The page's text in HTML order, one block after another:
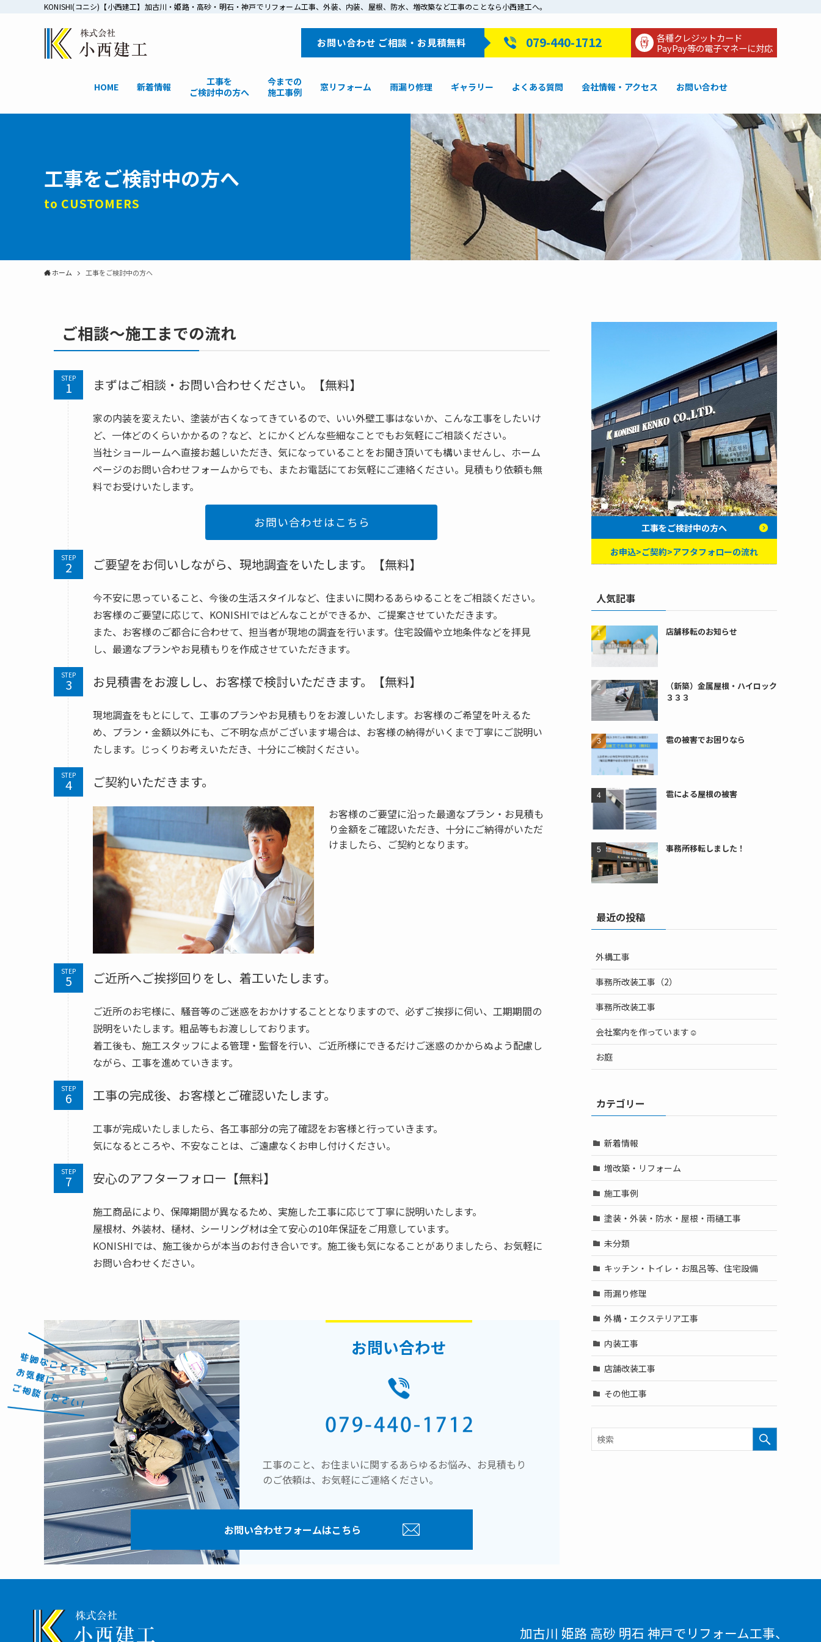
KONISHI(コニシ)【小西建工】加古川・姫路・高砂・明石・神戸でリフォーム工事、外装、内装、屋根、防水、増改築など工事のことなら小西建工へ。
各種クレジットカード
PayPay等の電子マネーに対応
お問い合わせ ご相談・お見積無料 079-440-1712
HOME 新着情報
工事を
ご検討中の方へ
今までの
施工事例
窓リフォーム 雨漏り修理 ギャラリー よくある質問 会社情報・アクセス お問い合わせ
工事をご検討中の方へ
to CUSTOMERS
ホーム 工事をご検討中の方へ
ご相談～施工までの流れ
STEP まずはご相談・お問い合わせください。【無料】
家の内装を変えたい、塗装が古くなってきているので、いい外壁工事はないか、こんな工事をしたいけ
ど、一体どのくらいかかるの？など、とにかくどんな些細なことでもお気軽にご相談ください。
当社ショールームへ直接お越しいただき、気になっていることをお聞き頂いても構いませんし、ホーム
ページのお問い合わせフォームからでも、またお電話にてお気軽にご連絡ください。見積もり依頼も無
料でお受けいたします。
お問い合わせはこちら
STEP ご要望をお伺いしながら、現地調査をいたします。【無料】
今不安に思っていること、今後の生活スタイルなど、住まいに関わるあらゆることをご相談ください。
お客様のご要望に応じて、KONISHIではどんなことができるか、ご提案させていただきます。
また、お客様のご都合に合わせて、担当者が現地の調査を行います。住宅設備や立地条件などを拝見
し、最適なプランやお見積もりを作成させていただきます。
STEP お見積書をお渡しし、お客様で検討いただきます。【無料】
現地調査をもとにして、工事のプランやお見積もりをお渡しいたします。お客様のご希望を叶えるた
め、プラン・金額以外にも、ご不明な点がございます場合は、お客様の納得がいくまで丁寧にご説明い
たします。じっくりお考えいただき、十分にご検討ください。
STEP ご契約いただきます。
お客様のご要望に沿った最適なプラン・お見積も
り金額をご確認いただき、十分にご納得がいただ
けましたら、ご契約となります。
STEP ご近所へご挨拶回りをし、着工いたします。
ご近所のお宅様に、騒音等のご迷惑をおかけすることとなりますので、必ずご挨拶に伺い、工期期間の
説明をいたします。粗品等もお渡ししております。
着工後も、施工スタッフによる管理・監督を行い、ご近所様にできるだけご迷惑のかからぬよう配慮し
ながら、工事を進めていきます。
STEP 工事の完成後、お客様とご確認いたします。
工事が完成いたしましたら、各工事部分の完了確認をお客様と行っていきます。
気になるところや、不安なことは、ご遠慮なくお申し付けください。
STEP 安心のアフターフォロー【無料】
施工商品により、保障期間が異なるため、実施した工事に応じて丁寧に説明いたします。
屋根材、外装材、樋材、シーリング材は全て安心の10年保証をご用意しています。
KONISHIでは、施工後からが本当のお付き合いです。施工後も気になることがありましたら、お気軽に
お問い合わせください。
お問い合わせ
工事のこと、お住まいに関するあらゆるお悩み、お見積もり
のご依頼は、お気軽にご連絡ください。
お問い合わせフォームはこちら
工事をご検討中の方へ
お申込>ご契約>アフタフォローの流れ
人気記事
店舗移転のお知らせ
（新築）金属屋根・ハイロック
３３３
雹の被害でお困りなら
雹による屋根の被害
事務所移転しました！
最近の投稿
外構工事
事務所改装工事（2）
事務所改装工事
会社案内を作っています☺
お庭
カテゴリー
新着情報
増改築・リフォーム
施工事例
塗装・外装・防水・屋根・雨樋工事
未分類
キッチン・トイレ・お風呂等、住宅設備
雨漏り修理
外構・エクステリア工事
内装工事
店舗改装工事
その他工事
加古川 姫路 高砂 明石 神戸でリフォーム工事、